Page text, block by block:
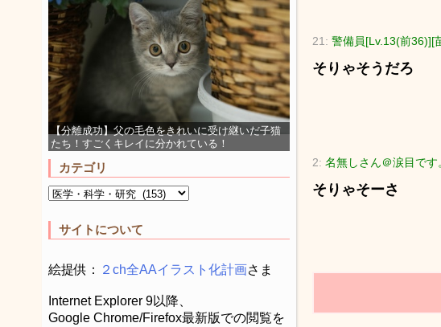
【分離成功】父の毛色をきれいに受け継いだ子猫
たち！すごくキレイに分かれている！
カテゴリ
サイトについて
絵提供： ２ch全AAイラスト化計画さま
Internet Explorer 9以降、
Google Chrome/Firefox最新版での閲覧を
21: 警備員[Lv.13(前36)][
そりゃそうだろ
2: 名無しさん＠涙目です
そりゃそーさ